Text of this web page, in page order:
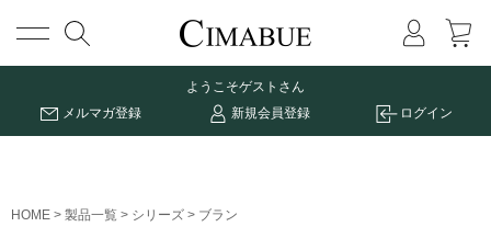
メニュー
ようこそゲストさん
メルマガ登録
新規会員登録 ログイン
HOME 製品一覧 シリーズ ブラン